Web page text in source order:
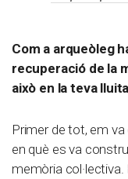
Com a arqueòleg
recuperació de la
això en la teva
Primer de tot, em
en què es va
memòria